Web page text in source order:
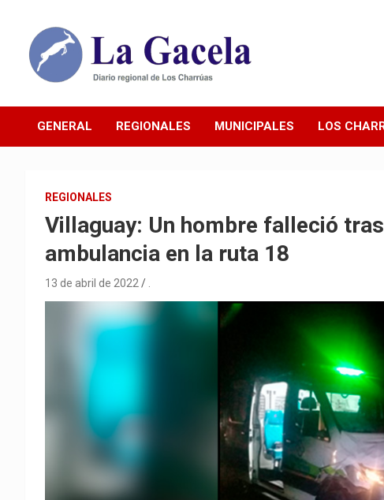
contenido
Diario La Gacela
GENERAL REGIONALES MUNICIPALES LOS
REGIONALES
Villaguay: Un hombre falleció
ambulancia en la ruta 18
13 de abril de 2022